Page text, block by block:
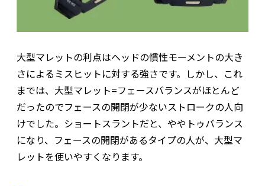
大型マレットの利点はヘッドの慣性モーメントの大き
さによるミスヒットに対する強さです。しかし、これ
までは、大型マレット=フェースバランスがほとんど
だったのでフェースの開閉が少ないストロークの人向
けでした。ショートスラントだと、ややトゥバランス
になり、フェースの開閉があるタイプの人が、大型マ
レットを使いやすくなります。